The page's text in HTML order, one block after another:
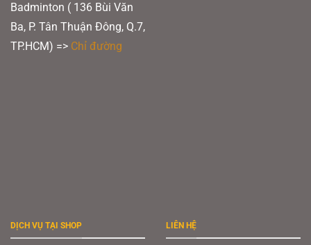
Badminton ( 136 Bùi Văn
Ba, P. Tân Thuận Đông, Q.7,
TP.HCM) => Chỉ đường
DỊCH VỤ TẠI SHOP LIÊN HỆ